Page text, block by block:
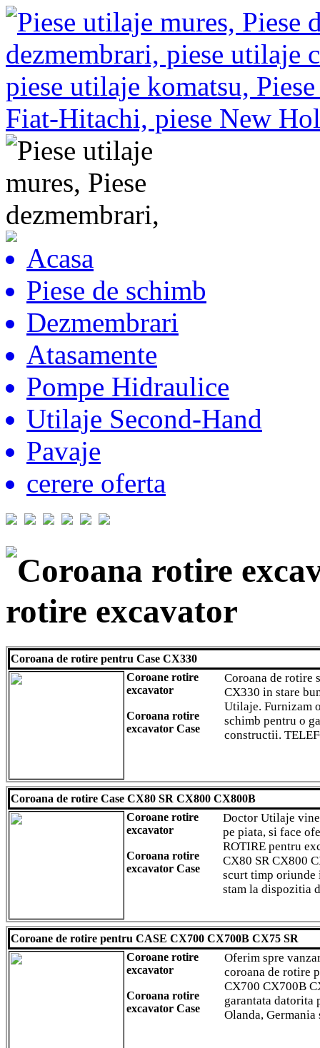
Acasa
Piese de schimb
Dezmembrari
Atasamente
Pompe Hidraulice
Utilaje Second-Hand
Pavaje
cerere oferta
Coroana rotire
rotire excavator
Coroana de rotire pentru Case CX330
Coroane rotire
excavator
Coroana rotire
excavator Case
Coroana de rotire
CX330 in stare
Utilaje. Furnizam
schimb pentru o
constructii.
Coroana de rotire Case CX80 SR CX800 CX800B
Coroane rotire
excavator
Coroana rotire
excavator Case
Doctor Utilaje
pe piata, si face
ROTIRE pentru
CX80 SR CX800
scurt timp oriunde
stam la dispozitia
Coroane de rotire pentru CASE CX700 CX700B CX75 SR
Coroane rotire
excavator
Coroana rotire
excavator Case
Oferim spre
coroana de rotire
CX700 CX700B
garantata
Olanda,